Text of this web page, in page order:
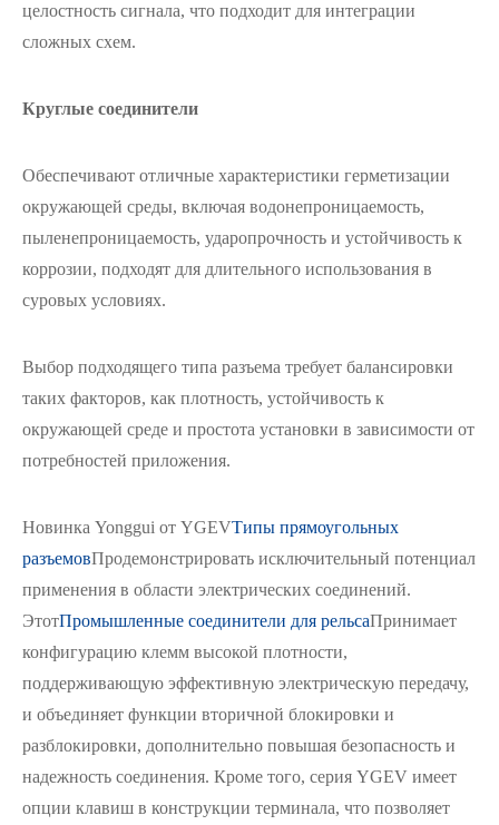
целостность сигнала, что подходит для интеграции
сложных схем.
Круглые соединители
Обеспечивают отличные характеристики герметизации
окружающей среды, включая водонепроницаемость,
пыленепроницаемость, ударопрочность и устойчивость к
коррозии, подходят для длительного использования в
суровых условиях.
Выбор подходящего типа разъема требует балансировки
таких факторов, как плотность, устойчивость к
окружающей среде и простота установки в зависимости от
потребностей приложения.
Новинка Yonggui от YGEVТипы прямоугольных
разъемовПродемонстрировать исключительный потенциал
применения в области электрических соединений.
ЭтотПромышленные соединители для рельсаПринимает
конфигурацию клемм высокой плотности,
поддерживающую эффективную электрическую передачу,
и объединяет функции вторичной блокировки и
разблокировки, дополнительно повышая безопасность и
надежность соединения. Кроме того, серия YGEV имеет
опции клавиш в конструкции терминала, что позволяет